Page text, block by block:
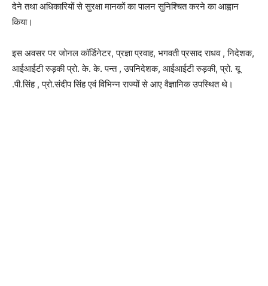
देने तथा अधिकारियों से सुरक्षा मानकों का पालन सुनिश्चित करने का आह्वान
किया।
इस अवसर पर जोनल कॉर्डिनेटर, प्रज्ञा प्रवाह, भगवती प्रसाद राधव , निदेशक,
आईआईटी रुड़की प्रो. के. के. पन्त , उपनिदेशक, आईआईटी रुड़की, प्रो. यू
.पी.सिंह , प्रो.संदीप सिंह एवं विभिन्न राज्यों से आए वैज्ञानिक उपस्थित थे।